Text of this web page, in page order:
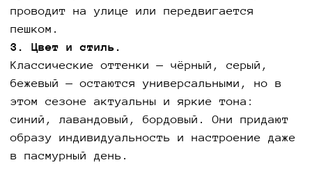
проводит на улице или передвигается
пешком.
3. Цвет и стиль.
Классические оттенки — чёрный, серый,
бежевый — остаются универсальными, но в
этом сезоне актуальны и яркие тона:
синий, лавандовый, бордовый. Они придают
образу индивидуальность и настроение даже
в пасмурный день.